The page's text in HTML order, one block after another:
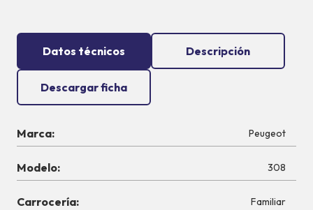
Datos técnicos Descripción
Descargar ficha
Marca: Peugeot
Modelo: 308
Carrocería: Familiar